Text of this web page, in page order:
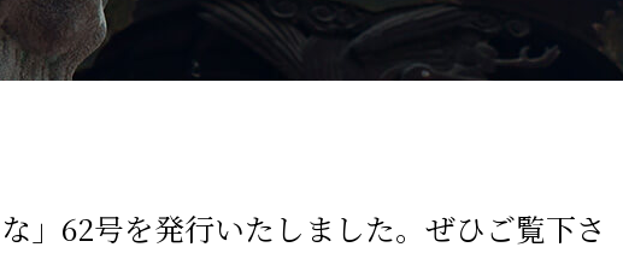
」62号を発行いたしました。ぜひご覧下さ